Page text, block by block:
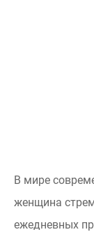
В мире
женщина
ежедневных